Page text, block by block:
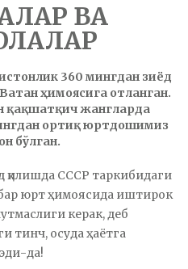
ВА
360 мингдан зиёд
ҳимоясига отланган.
қақшатқич жангларда
ортиқ юртдошимиз
бўлган.
СССР таркибидаги
юрт ҳимоясида иштирок
керак, деб
тинч, осуда ҳаётга
да!